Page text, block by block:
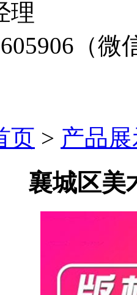
理
（微
页 > 产品
襄城区美